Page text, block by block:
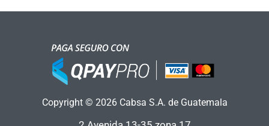
Copyright © 2026 Cabsa S.A. de Guatemala